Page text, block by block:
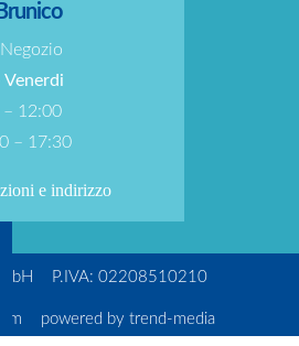
Venerdi
– 12:00
– 17:30
e indirizzo
P.IVA: 02208510210
powered by trend-media